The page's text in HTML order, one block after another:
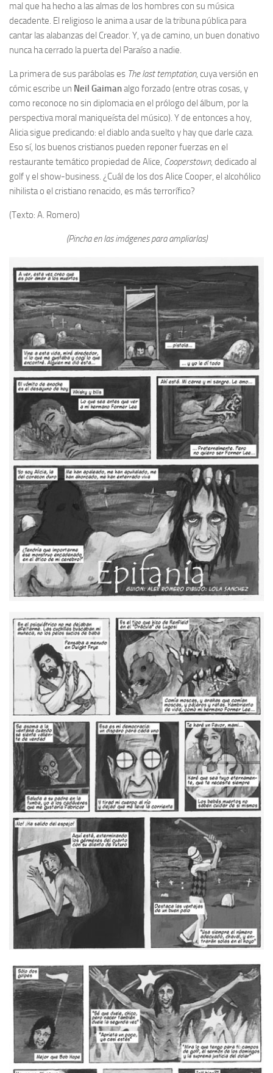
mal que ha hecho a las almas de los hombres con su música
decadente. El religioso le anima a usar de la tribuna pública para
cantar las alabanzas del Creador. Y, ya de camino, un buen donativo
nunca ha cerrado la puerta del Paraíso a nadie.
La primera de sus parábolas es The last temptation, cuya versión en
cómic escribe un Neil Gaimanalgo forzado (entre otras cosas, y
como reconoce no sin diplomacia en el prólogo del álbum, por la
perspectiva moral maniqueísta del músico). Y de entonces a hoy,
Alicia sigue predicando: el diablo anda suelto y hay que darle caza.
Eso sí, los buenos cristianos pueden reponer fuerzas en el
restaurante temático propiedad de Alice, Cooperstown, dedicado al
golf y el show-business. ¿Cuál de los dos Alice Cooper, el alcohólico
nihilista o el cristiano renacido, es más terrorífico?
(Texto: A. Romero)
(Pincha en las imágenes para ampliarlas)